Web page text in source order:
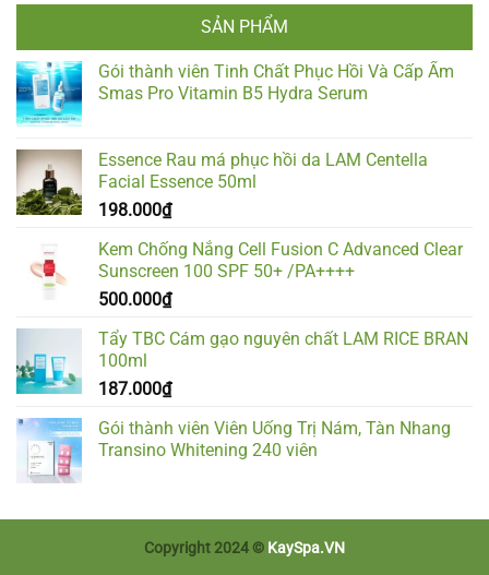
SẢN PHẨM
Gói thành viên Tinh Chất Phục Hồi Và Cấp Ẩm
Smas Pro Vitamin B5 Hydra Serum
Essence Rau má phục hồi da LAM Centella
Facial Essence 50ml
198.000₫
Kem Chống Nắng Cell Fusion C Advanced Clear
Sunscreen 100 SPF 50+ /PA++++
500.000₫
Tẩy TBC Cám gạo nguyên chất LAM RICE BRAN
100ml
187.000₫
Gói thành viên Viên Uống Trị Nám, Tàn Nhang
Transino Whitening 240 viên
Copyright 2024 © KaySpa.VN